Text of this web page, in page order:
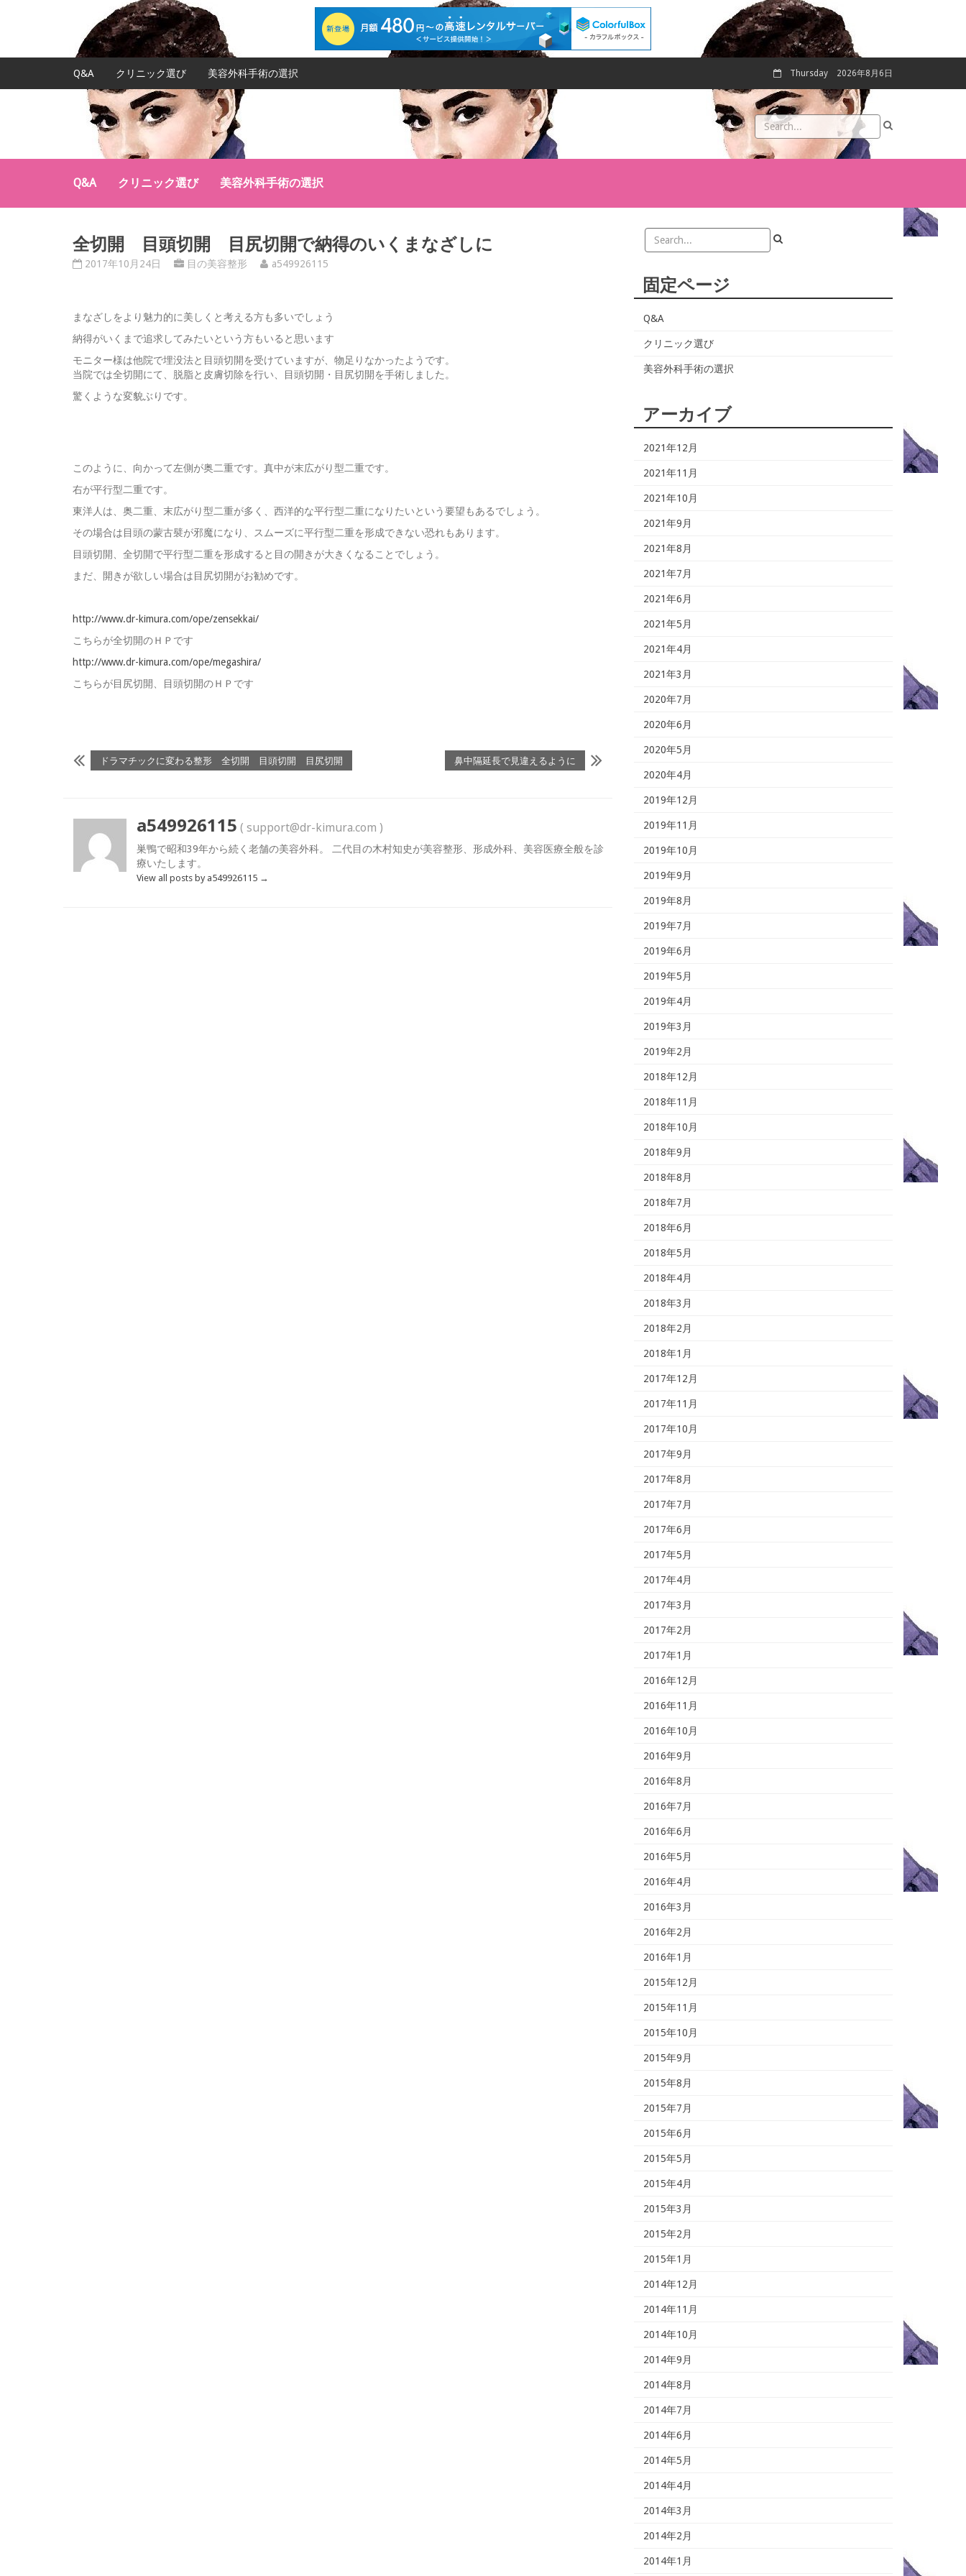
Q&A クリニック選び 美容外科手術の選択 Thursday 2026年8月6日
Q&A クリニック選び 美容外科手術の選択
全切開 目頭切開 目尻切開で納得のいくまなざしに
2017年10月24日 目の美容整形 a549926115
まなざしをより魅力的に美しくと考える方も多いでしょう
納得がいくまで追求してみたいという方もいると思います
モニター様は他院で埋没法と目頭切開を受けていますが、物足りなかったようです。
当院では全切開にて、脱脂と皮膚切除を行い、目頭切開・目尻切開を手術しました。
驚くような変貌ぶりです。
このように、向かって左側が奥二重です。真中が末広がり型二重です。
右が平行型二重です。
東洋人は、奥二重、末広がり型二重が多く、西洋的な平行型二重になりたいという要望もあるでしょう。
その場合は目頭の蒙古襞が邪魔になり、スムーズに平行型二重を形成できない恐れもあります。
目頭切開、全切開で平行型二重を形成すると目の開きが大きくなることでしょう。
まだ、開きが欲しい場合は目尻切開がお勧めです。
http://www.dr-kimura.com/ope/zensekkai/
こちらが全切開のＨＰです
http://www.dr-kimura.com/ope/megashira/
こちらが目尻切開、目頭切開のＨＰです
ドラマチックに変わる整形 全切開 目頭切開 目尻切開 鼻中隔延長で見違えるように
a549926115 ( support@dr-kimura.com )
巣鴨で昭和39年から続く老舗の美容外科。 二代目の木村知史が美容整形、形成外科、美容医療全般を診
療いたします。
View all posts by a549926115 →
固定ページ
Q&A
クリニック選び
美容外科手術の選択
アーカイブ
2021年12月
2021年11月
2021年10月
2021年9月
2021年8月
2021年7月
2021年6月
2021年5月
2021年4月
2021年3月
2020年7月
2020年6月
2020年5月
2020年4月
2019年12月
2019年11月
2019年10月
2019年9月
2019年8月
2019年7月
2019年6月
2019年5月
2019年4月
2019年3月
2019年2月
2018年12月
2018年11月
2018年10月
2018年9月
2018年8月
2018年7月
2018年6月
2018年5月
2018年4月
2018年3月
2018年2月
2018年1月
2017年12月
2017年11月
2017年10月
2017年9月
2017年8月
2017年7月
2017年6月
2017年5月
2017年4月
2017年3月
2017年2月
2017年1月
2016年12月
2016年11月
2016年10月
2016年9月
2016年8月
2016年7月
2016年6月
2016年5月
2016年4月
2016年3月
2016年2月
2016年1月
2015年12月
2015年11月
2015年10月
2015年9月
2015年8月
2015年7月
2015年6月
2015年5月
2015年4月
2015年3月
2015年2月
2015年1月
2014年12月
2014年11月
2014年10月
2014年9月
2014年8月
2014年7月
2014年6月
2014年5月
2014年4月
2014年3月
2014年2月
2014年1月